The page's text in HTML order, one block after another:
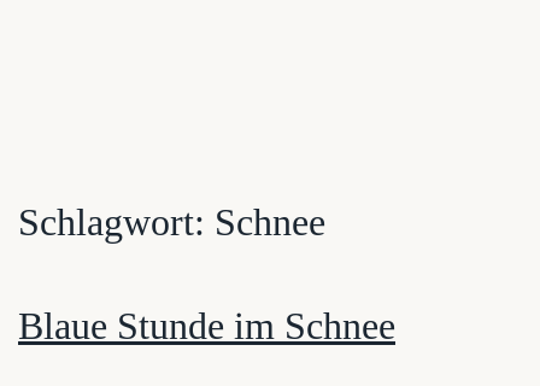
Schlagwort: Schnee
Blaue Stunde im Schnee